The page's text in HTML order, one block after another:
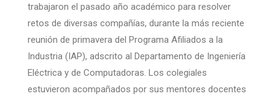
trabajaron el pasado año académico para resolver
retos de diversas compañías, durante la más reciente
reunión de primavera del Programa Afiliados a la
Industria (IAP), adscrito al Departamento de Ingeniería
Eléctrica y de Computadoras. Los colegiales
estuvieron acompañados por sus mentores docentes